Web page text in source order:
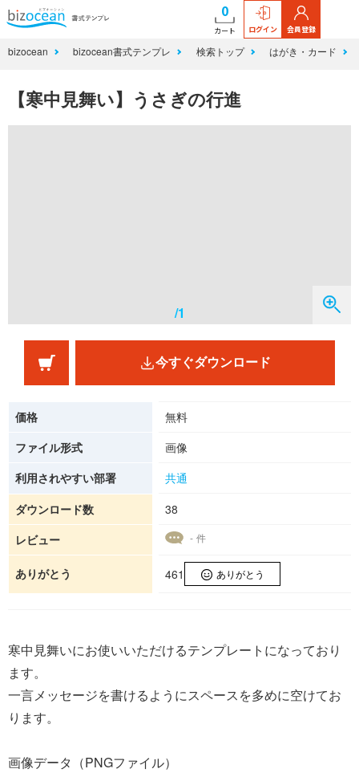
0
カート ログイン 会員登録
bizocean bizocean書式テンプレ 検索トップ はがき・カード
【寒中見舞い】うさぎの行進
/1
今すぐダウンロード
価格
無料
ファイル形式
画像
利用されやすい部署
共通
ダウンロード数
38
レビュー
- 件
ありがとう 461 ありがとう
寒中見舞いにお使いいただけるテンプレートになっており
ます。
一言メッセージを書けるようにスペースを多めに空けてお
ります。
画像データ（PNGファイル）